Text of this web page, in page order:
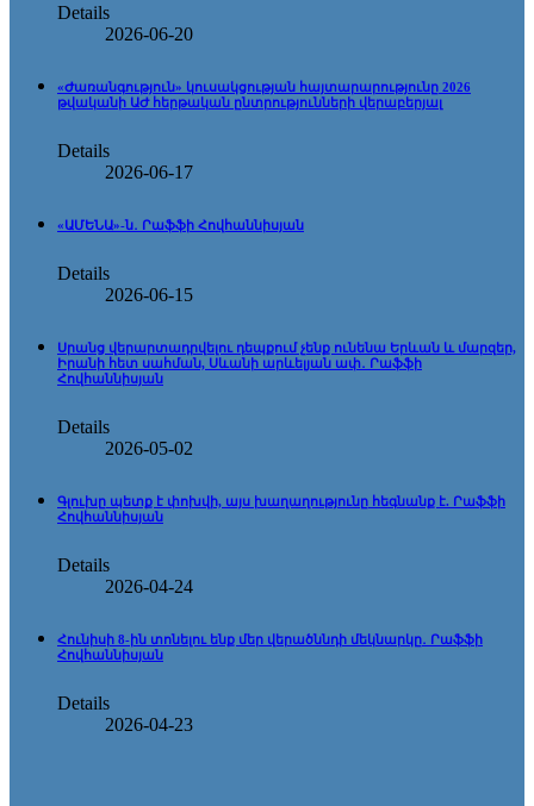
Details
2026-06-20
«Ժառանգություն» կուսակցության հայտարարությունը 2026
թվականի ԱԺ հերթական ընտրությունների վերաբերյալ
Details
2026-06-17
«ԱՄԵՆԱ»-ն․ Րաֆֆի Հովհաննիսյան
Details
2026-06-15
Սրանց վերարտադրվելու դեպքում չենք ունենա Երևան և մարզեր,
Իրանի հետ սահման, Սևանի արևելյան ափ․ Րաֆֆի
Հովհաննիսյան
Details
2026-05-02
Գլուխը պետք է փոխվի, այս խաղաղությունը հեգնանք է. Րաֆֆի
Հովհաննիսյան
Details
2026-04-24
Հունիսի 8-ին տոնելու ենք մեր վերածննդի մեկնարկը․ Րաֆֆի
Հովհաննիսյան
Details
2026-04-23